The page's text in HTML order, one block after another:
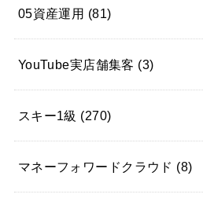
05資産運用 (81)
YouTube実店舗集客 (3)
スキー1級 (270)
マネーフォワードクラウド (8)